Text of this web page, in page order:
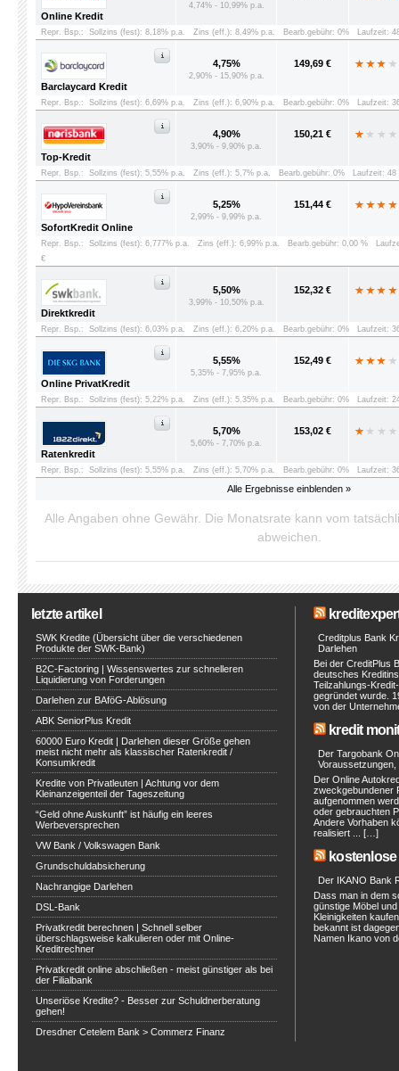
Alle Ergebnisse einblenden »
Online Kredit
4,74% - 10,99% p.a.
Repr. Bsp.: Sollzins (fest): 8,18% p.a. Zins (eff.): 8,49% p.a. Bearb.gebühr: 0% Laufzeit:
Barclaycard Kredit
4,75%
2,90% - 15,90% p.a.
149,69 €
Repr. Bsp.: Sollzins (fest): 6,69% p.a. Zins (eff.): 6,90% p.a. Bearb.gebühr: 0% Laufzeit:
Top-Kredit
4,90%
3,90% - 9,90% p.a.
150,21 €
Repr. Bsp.: Sollzins (fest): 5,55% p.a. Zins (eff.): 5,7% p.a. Bearb.gebühr: 0% Laufzeit: 48
SofortKredit Online
5,25%
2,99% - 9,99% p.a.
151,44 €
Repr. Bsp.: Sollzins (fest): 6,777% p.a. Zins (eff.): 6,99% p.a. Bearb.gebühr: 0,00 %
€
Direktkredit
5,50%
3,99% - 10,50% p.a.
152,32 €
Repr. Bsp.: Sollzins (fest): 6,03% p.a. Zins (eff.): 6,20% p.a. Bearb.gebühr: 0% Laufzeit:
Online PrivatKredit
5,55%
5,35% - 7,95% p.a.
152,49 €
Repr. Bsp.: Sollzins (fest): 5,22% p.a. Zins (eff.): 5,35% p.a. Bearb.gebühr: 0% Laufzeit:
Ratenkredit
5,70%
5,60% - 7,70% p.a.
153,02 €
Repr. Bsp.: Sollzins (fest): 5,55% p.a. Zins (eff.): 5,70% p.a. Bearb.gebühr: 0% Laufzeit:
Alle Angaben ohne Gewähr. Die Monatsrate kann vom
abweichen.
letzte artikel
SWK Kredite (Übersicht über die verschiedenen
Produkte der SWK-Bank)
B2C-Factoring | Wissenswertes zur schnelleren
Liquidierung von Forderungen
Darlehen zur BAföG-Ablösung
ABK SeniorPlus Kredit
60000 Euro Kredit | Darlehen dieser Größe gehen
meist nicht mehr als klassischer Ratenkredit /
Konsumkredit
Kredite von Privatleuten | Achtung vor dem
Kleinanzeigenteil der Tageszeitung
“Geld ohne Auskunft” ist häufig ein leeres
Werbeversprechen
VW Bank / Volkswagen Bank
Grundschuldabsicherung
Nachrangige Darlehen
DSL-Bank
Privatkredit berechnen | Schnell selber
überschlagsweise kalkulieren oder mit Online-
Kreditrechner
Privatkredit online abschließen - meist günstiger als bei
der Filialbank
Unseriöse Kredite? - Besser zur Schuldnerberatung
gehen!
Dresdner Cetelem Bank > Commerz Finanz
Creditplus Bank
Darlehen
Bei der CreditPlus
deutsches
Teilzahlungs-
gegründet wurde.
von der
kredit
Der Targobank
Voraussetzungen,
Der Online
zweckgebundener
aufgenommen
oder gebrauchten
Andere Vorhaben
realisiert ... […]
Der IKANO Bank
Dass man in dem
günstige Möbel
Kleinigkeiten
bekannt ist
Namen Ikano von